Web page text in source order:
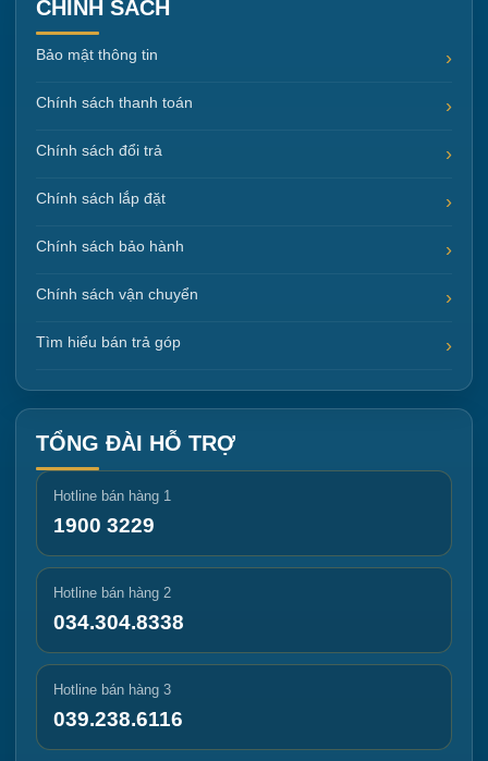
CHÍNH SÁCH
Bảo mật thông tin
Chính sách thanh toán
Chính sách đổi trả
Chính sách lắp đặt
Chính sách bảo hành
Chính sách vận chuyển
Tìm hiểu bán trả góp
TỔNG ĐÀI HỖ TRỢ
Hotline bán hàng 1
1900 3229
Hotline bán hàng 2
034.304.8338
Hotline bán hàng 3
039.238.6116